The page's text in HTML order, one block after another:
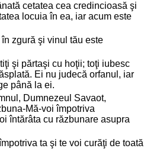
cetatea cea credincioasă şi
locuia în ea, iar acum este
zgură şi vinul tău este
şi părtaşi cu hoţii; toţi iubesc
Ei nu judecă orfanul, iar
până la ei.
Dumnezeul Savaot,
Mă-voi împotriva
întărâta cu răzbunare asupra
ta şi te voi curăţi de toată